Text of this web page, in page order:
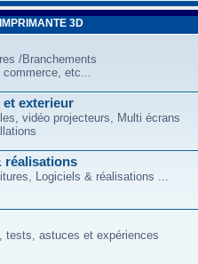
3D
/Branchements
etc...
exterieur
vidéo projecteurs, Multi écrans
réalisations
Logiciels & réalisations ...
tests, astuces et expériences